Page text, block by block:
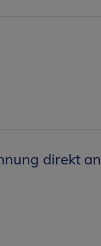
direkt an